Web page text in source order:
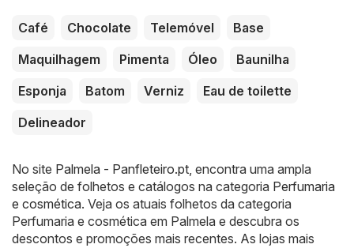
Café Chocolate Telemóvel
Base
Maquilhagem
Pimenta Óleo
Baunilha
Esponja
Batom Verniz
Eau de toilette
Delineador
No site Palmela - Panfleteiro.pt, encontra uma ampla
seleção de folhetos e catálogos na categoria Perfumaria
e cosmética. Veja os atuais folhetos da categoria
Perfumaria e cosmética em Palmela e descubra os
descontos e promoções mais recentes. As lojas mais